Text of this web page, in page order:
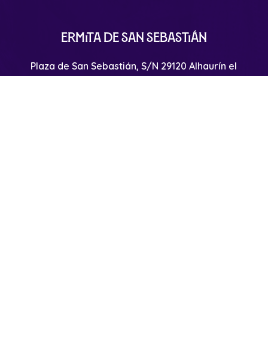
Ermita de San Sebastián
Plaza de San Sebastián, S/N 29120 Alhaurín el